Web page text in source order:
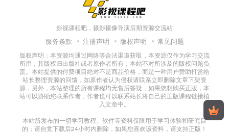
影视课程吧，摄影摄像导演后期资源交流站
服务条款 注册声明 版权声明 常见问题
版权声明：本资源均通过网络等合法渠道获取，本资源仅作为学习交流
所用，其版权归出版社或者原作者所有，本站不对所涉及的版权问题负
责。本站提供的付费项目绝对不是商品价格，而是一种用户赞助打赏给
站长整理资源的回馈，如原作者认为侵权请联系立即删除文章下架资
源，另外，本站整理的所有课程均无售后答疑，如果您想购买正版，本
站可以协助您联系作者，作者也可以联系站长将自己的正版课程链接植
入文章中。
本站所发布的一切学习教程、软件等资料仅限用于学习体验和研究目
的；请自觉下载后24小时内删除，如果您喜欢该资料，请支持正版！